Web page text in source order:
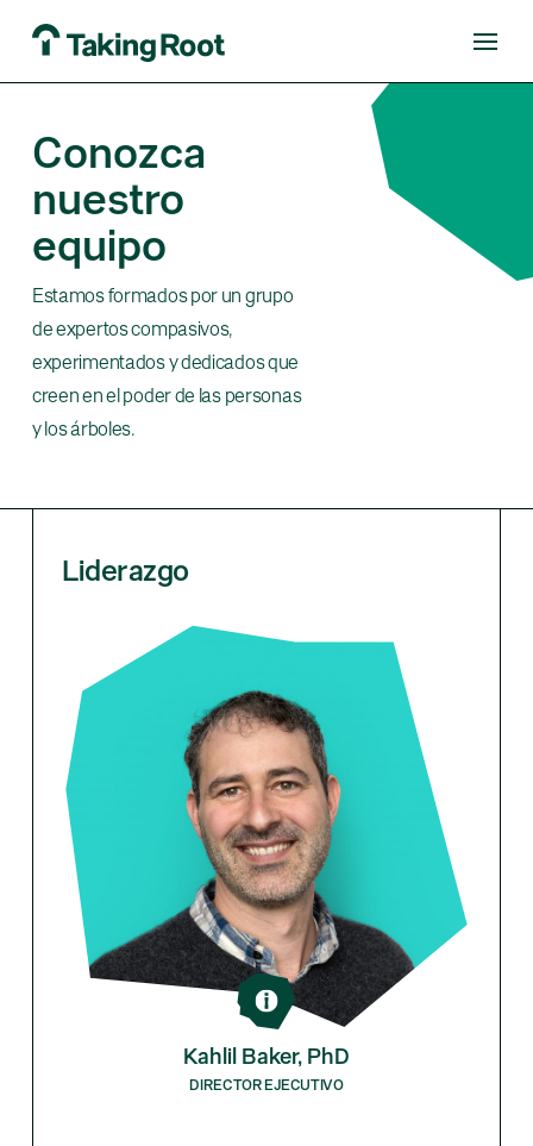
Conozca
nuestro
equipo
Estamos formados por un grupo
de expertos compasivos,
experimentados y dedicados que
creen en el poder de las personas
y los árboles.
Liderazgo
Kahlil Baker, PhD
DIRECTOR EJECUTIVO